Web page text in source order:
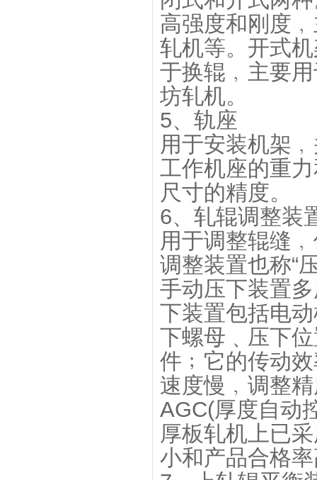
高强度和刚度
轧机等。开式
于换辊﹐主要
坊轧机。
5、轨座
用于安装机架
工作机座的重
尺寸的精度。
6、轧辊调整装
用于调整辊缝
调整装置也称“
手动压下装置
下装置包括电
下螺母﹑压下
件﹔它的传动
速度慢﹐调整
AGC(厚度自动
厚板轧机上已
小和产品合格